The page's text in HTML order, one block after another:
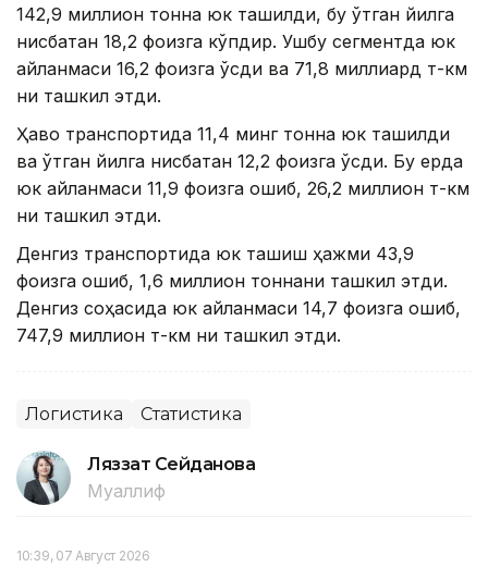
142,9 миллион тонна юк ташилди, бу ўтган йилга
нисбатан 18,2 фоизга кўпдир. Ушбу сегментда юк
айланмаси 16,2 фоизга ўсди ва 71,8 миллиард т-км
ни ташкил этди.
Ҳаво транспортида 11,4 минг тонна юк ташилди
ва ўтган йилга нисбатан 12,2 фоизга ўсди. Бу ерда
юк айланмаси 11,9 фоизга ошиб, 26,2 миллион т-км
ни ташкил этди.
Денгиз транспортида юк ташиш ҳажми 43,9
фоизга ошиб, 1,6 миллион тоннани ташкил этди.
Денгиз соҳасида юк айланмаси 14,7 фоизга ошиб,
747,9 миллион т-км ни ташкил этди.
Логистика Статистика
Ляззат Сейданова
Муаллиф
10:39, 07 Август 2026